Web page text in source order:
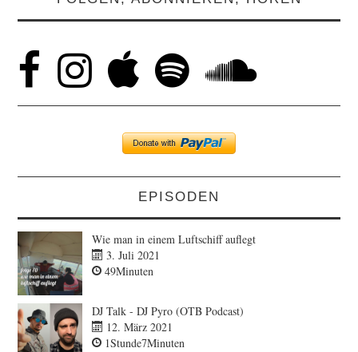
EPISODEN
Wie man in einem Luftschiff auflegt
3. Juli 2021
49Minuten
DJ Talk - DJ Pyro (OTB Podcast)
12. März 2021
1Stunde7Minuten